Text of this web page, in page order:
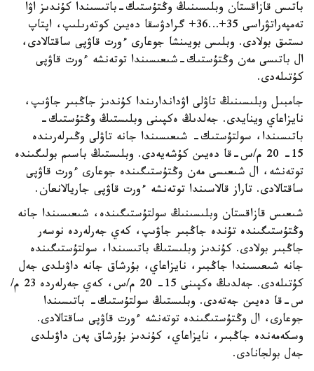
باتىس قازاقستان وبلىسىنىڭ وڭتۇستىك-باتىسىندا كۇندىز اۋا
تەمپەراتۋراسى 35+…36+ گرادۋسقا دەيىن كوتەرىلىپ، اپتاپ
ىستىق بولادى. وبلىس بويىنشا جوعارى ءورت قاۋپى ساقتالادى،
ال باتىسى مەن وڭتۇستىك-شىعىسىندا توتەنشە ءورت قاۋپى
كۇتىلەدى.
جامبىل وبلىسىنىڭ تاۋلى اۋداندارىندا كۇندىز جاڭبىر جاۋىپ،
نايزاعاي وينايدى. جەلدىڭ ەكپىنى وبلىستىڭ وڭتۇستىك-
باتىسىندا، سولتۇستىك- شىعىسىندا جانە تاۋلى وڭىرلەرىندە
15- 20 م/س-قا دەيىن كۇشەيەدى. وبلىستىڭ باسىم بولىگىندە
توتەنشە، ال شىعىسى مەن وڭتۇستىگىندە جوعارى ءورت قاۋپى
ساقتالادى. تاراز قالاسىندا توتەنشە ءورت قاۋپى جاريالانعان.
شىعىس قازاقستان وبلىسىنىڭ سولتۇستىگىندە، شىعىسىندا جانە
وڭتۇستىگىندە تۇندە جاڭبىر جاۋىپ، كەي جەرلەردە نوسەر
جاڭبىر بولادى. كۇندىز وبلىستىڭ باتىسىندا، سولتۇستىگىندە
جانە شىعىسىندا جاڭبىر، نايزاعاي، بۇرشاق جانە داۋىلدى جەل
كۇتىلەدى. جەلدىڭ ەكپىنى 15- 20 م/س، كەي جەرلەردە 23 م/
س-قا دەيىن جەتەدى. وبلىستىڭ سولتۇستىك- باتىسىندا
جوعارى، ال وڭتۇستىگىندە توتەنشە ءورت قاۋپى ساقتالادى.
وسكەمەندە جاڭبىر، نايزاعاي، كۇندىز بۇرشاق پەن داۋىلدى
جەل بولجانادى.